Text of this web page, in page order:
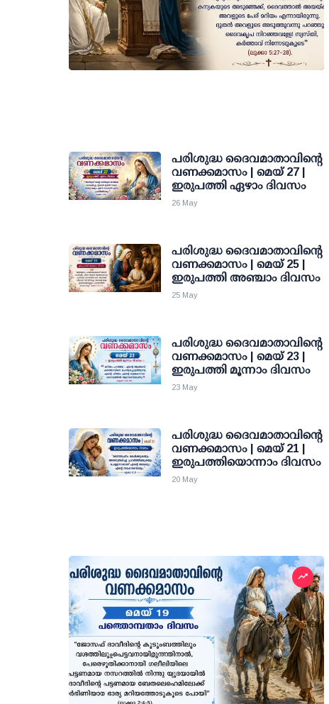
പരിശുദ്ധ ദൈവമാതാവിന്റെ
വണക്കമാസം | മെയ് 27 |
ഇരുപത്തി ഏഴാം ദിവസം
26 May
പരിശുദ്ധ ദൈവമാതാവിന്റെ
വണക്കമാസം | മെയ് 25 |
ഇരുപത്തി അഞ്ചാം ദിവസം
25 May
പരിശുദ്ധ ദൈവമാതാവിന്റെ
വണക്കമാസം | മെയ് 23 |
ഇരുപത്തി മൂന്നാം ദിവസം
23 May
പരിശുദ്ധ ദൈവമാതാവിന്റെ
വണക്കമാസം | മെയ് 21 |
ഇരുപത്തിയൊന്നാം ദിവസം
20 May